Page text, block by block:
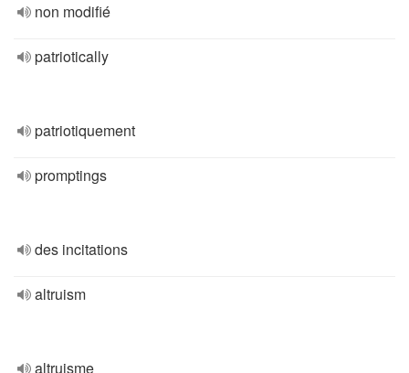
non modifié
patriotically
patriotiquement
promptings
des incitations
altruism
altruisme